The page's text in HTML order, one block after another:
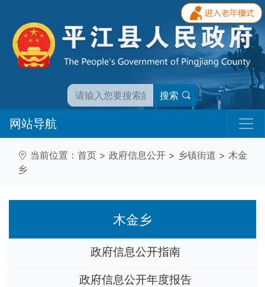
搜索
网站导航
当前位置： 首页 > 政府信息公开 > 乡镇街道 > 木金
乡
木金乡
政府信息公开指南
政府信息公开年度报告